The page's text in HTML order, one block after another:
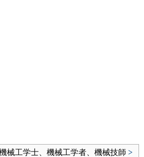
械工学士、機械工学者、機械技師 >